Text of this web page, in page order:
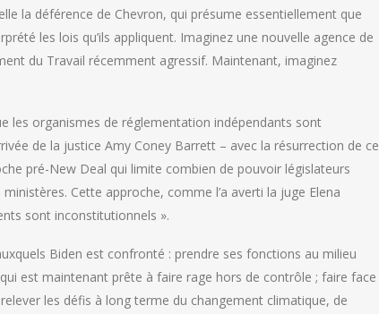
la déférence de Chevron, qui présume essentiellement que
les lois qu’ils appliquent. Imaginez une nouvelle agence de
du Travail récemment agressif. Maintenant, imaginez
les organismes de réglementation indépendants sont
de la justice Amy Coney Barrett – avec la résurrection de ce
pré-New Deal qui limite combien de pouvoir législateurs
Cette approche, comme l’a averti la juge Elena
sont inconstitutionnels ».
Biden est confronté : prendre ses fonctions au milieu
est maintenant prête à faire rage hors de contrôle ; faire face
les défis à long terme du changement climatique, de